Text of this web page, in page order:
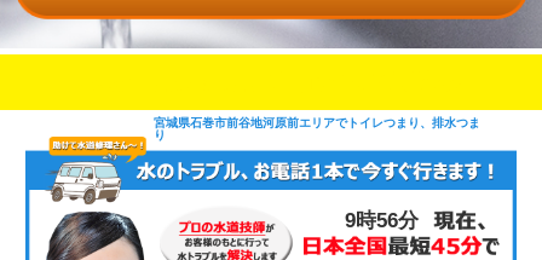
宮城県石巻市前谷地河原前エリアでトイレつまり、排水つま
り
9時56分